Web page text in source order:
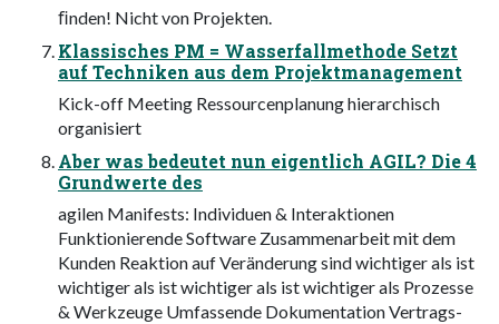
ﬁnden! Nicht von Projekten.
Klassisches PM = Wasserfallmethode Setzt
auf Techniken aus dem Projektmanagement
Kick-off Meeting Ressourcenplanung hierarchisch
organisiert
Aber was bedeutet nun eigentlich AGIL? Die 4
Grundwerte des
agilen Manifests: Individuen & Interaktionen
Funktionierende Software Zusammenarbeit mit dem
Kunden Reaktion auf Veränderung sind wichtiger als ist
wichtiger als ist wichtiger als ist wichtiger als Prozesse
& Werkzeuge Umfassende Dokumentation Vertrags-